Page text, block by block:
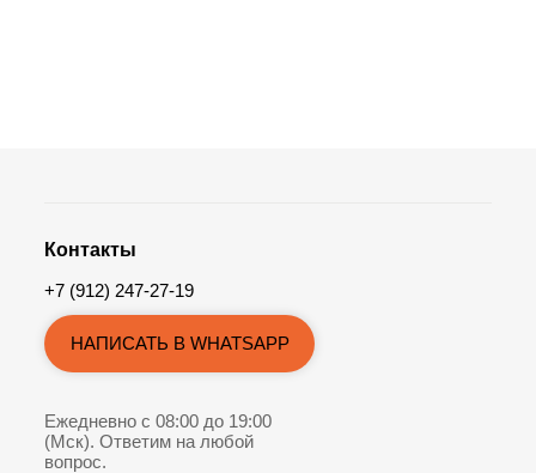
Контакты
+7 (912) 247-27-19
НАПИСАТЬ В WHATSAPP
Ежедневно с 08:00 до 19:00
(Мск). Ответим на любой
вопрос.